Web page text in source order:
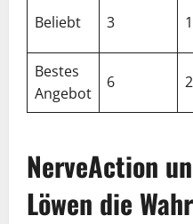
Beliebt 3
Bestes
Angebot
6
NerveAction
Löwen die